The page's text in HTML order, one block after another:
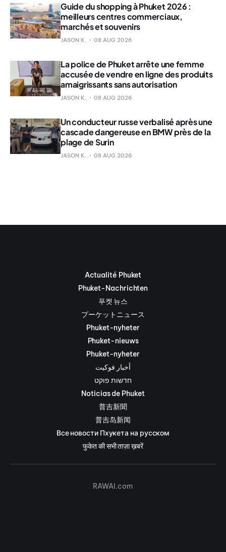
Guide du shopping à Phuket 2026 :
meilleurs centres commerciaux,
marchés et souvenirs
JASON K. 08 AUG 2026
La police de Phuket arrête une femme
accusée de vendre en ligne des produits
amaigrissants sans autorisation
JASON K. 08 AUG 2026
Un conducteur russe verbalisé après une
cascade dangereuse en BMW près de la
plage de Surin
JASON K. 08 AUG 2026
Actualité Phuket
Phuket-Nachrichten
푸켓 뉴스
プーケットニュース
Phuket-nyheter
Phuket-nieuws
Phuket-nyheter
أخبار فوكيت
חדשות פוקט
Noticias de Phuket
普吉新聞
普吉岛新闻
Все новости Пхукета на русском
फुकेत की सभी ताज़ा ख़बरें
RAWAI.com